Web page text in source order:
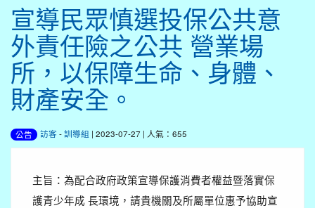
宣導民眾慎選投保公共意
外責任險之公共 營業場
所，以保障生命、身體、
財產安全。
公告 訪客 -訓導組 | 2023-07-27 | 人氣：655
主旨：為配合政府政策宣導保護消費者權益暨落實保
護青少年成 長環境，請貴機關及所屬單位惠予協助宣